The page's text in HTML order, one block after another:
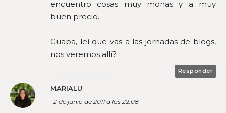
encuentro cosas muy monas y a muy
buen precio.
Guapa, leí que vas a las jornadas de blogs,
nos veremos allí?
Responder
MARIALU
2 de junio de 2011 a las 22:08